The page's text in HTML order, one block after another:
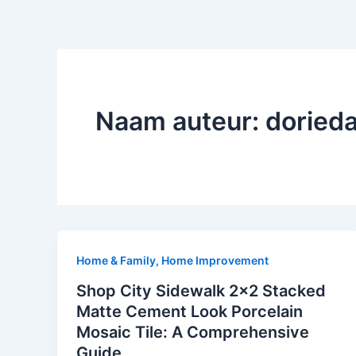
Naam auteur:
Home & Family, Home Improvement
Shop City Sidewalk 2×2 Stacked
Matte Cement Look Porcelain
Mosaic Tile: A Comprehensive